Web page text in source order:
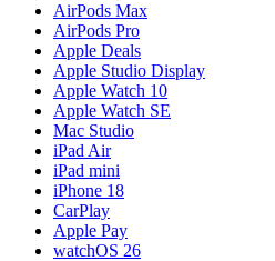
AirPods Max
AirPods Pro
Apple Deals
Apple Studio Display
Apple Watch 10
Apple Watch SE
Mac Studio
iPad Air
iPad mini
iPhone 18
CarPlay
Apple Pay
watchOS 26